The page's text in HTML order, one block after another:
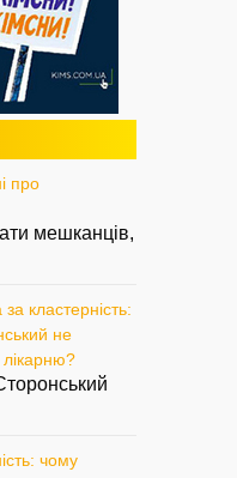
про
мешканців,
за кластерність:
не
чому